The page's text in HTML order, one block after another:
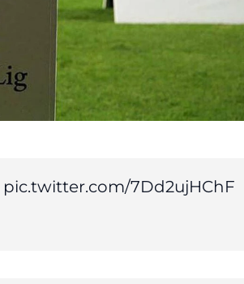
pic.twitter.com/7Dd2ujHChF